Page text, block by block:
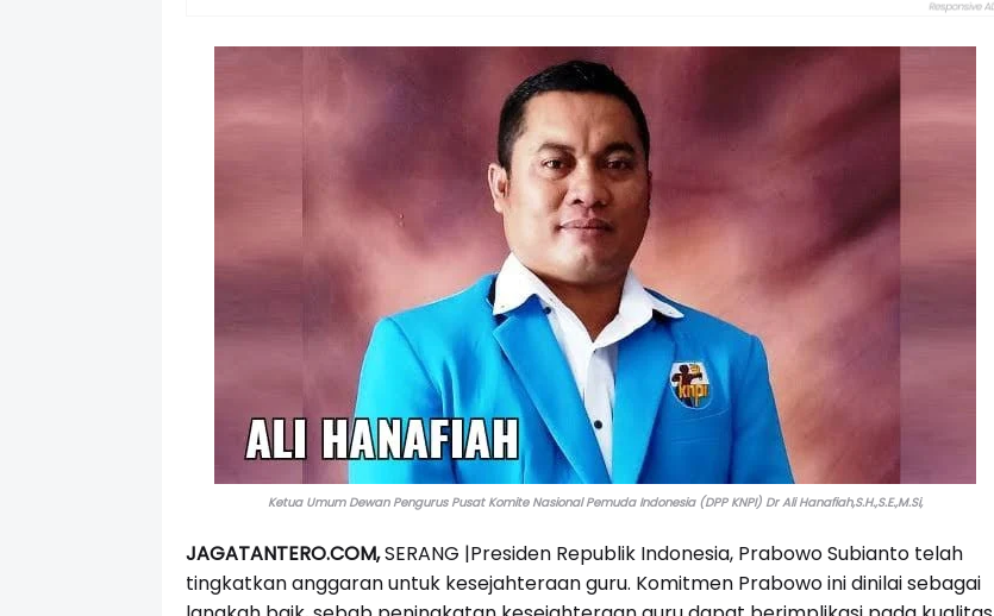
Ketua Umum Dewan Pengurus Pusat Komite Nasional Pemuda Indonesia (DPP KNPI) Dr Ali Hanafiah,S.H.,S.E.,M.Si,
JAGATANTERO.COM,SERANG |Presiden Republik Indonesia, Prabowo Subianto telah
tingkatkan anggaran untuk kesejahteraan guru. Komitmen Prabowo ini dinilai sebagai